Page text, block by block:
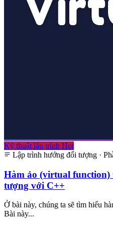
Kỹ thuật lập trình Hot
Lập trình hướng đối tượng ·
Hàm ảo (virtual
tượng với C++
Ở bài này, chúng ta sẽ tìm hiểu
Bài này...